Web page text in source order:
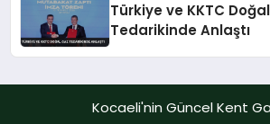
Türkiye ve KKTC
Tedarikinde Anlaştı
Kocaeli'nin Güncel Kent